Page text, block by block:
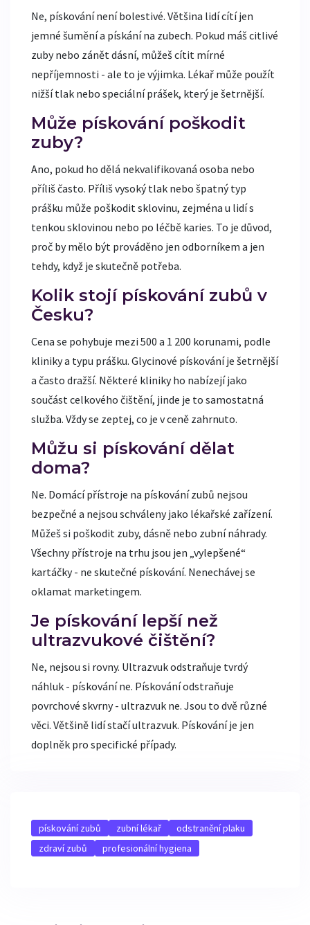
Ne, pískování není bolestivé. Většina lidí cítí jen
jemné šumění a pískání na zubech. Pokud máš citlivé
zuby nebo zánět dásní, můžeš cítit mírné
nepříjemnosti - ale to je výjimka. Lékař může použít
nižší tlak nebo speciální prášek, který je šetrnější.
Může pískování poškodit
zuby?
Ano, pokud ho dělá nekvalifikovaná osoba nebo
příliš často. Příliš vysoký tlak nebo špatný typ
prášku může poškodit sklovinu, zejména u lidí s
tenkou sklovinou nebo po léčbě karies. To je důvod,
proč by mělo být prováděno jen odborníkem a jen
tehdy, když je skutečně potřeba.
Kolik stojí pískování zubů v
Česku?
Cena se pohybuje mezi 500 a 1 200 korunami, podle
kliniky a typu prášku. Glycinové pískování je šetrnější
a často dražší. Některé kliniky ho nabízejí jako
součást celkového čištění, jinde je to samostatná
služba. Vždy se zeptej, co je v ceně zahrnuto.
Můžu si pískování dělat
doma?
Ne. Domácí přístroje na pískování zubů nejsou
bezpečné a nejsou schváleny jako lékařské zařízení.
Můžeš si poškodit zuby, dásně nebo zubní náhrady.
Všechny přístroje na trhu jsou jen „vylepšené“
kartáčky - ne skutečné pískování. Nenechávej se
oklamat marketingem.
Je pískování lepší než
ultrazvukové čištění?
Ne, nejsou si rovny. Ultrazvuk odstraňuje tvrdý
náhluk - pískování ne. Pískování odstraňuje
povrchové skvrny - ultrazvuk ne. Jsou to dvě různé
věci. Většině lidí stačí ultrazvuk. Pískování je jen
doplněk pro specifické případy.
pískování zubů zubní lékař
odstranění plaku
zdraví zubů
profesionální hygiena